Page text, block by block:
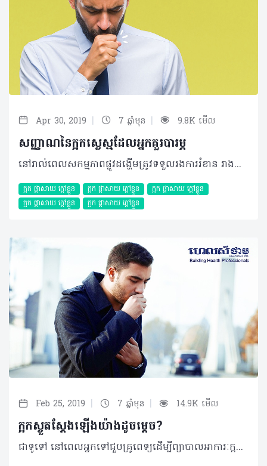
Apr 30, 2019 | 7 ឆ្នាំមុន | 9.8K មើល
សញ្ញាណនៃក្អកស្លេស្មដែលអ្នកគួរបារម្ភ
នៅរាល់ពេលសកម្មភាពផ្លូវដង្ហើមត្រូវទទួលរងការរំខាន រាងកាយរបស់យើងម្នាក់ៗមានសមត្ថភាពធ្វើការឆ្លើយតបទៅវិញ ដោយអ្នកអាចសង្កេតឃើញស្តែងមានឡើងតាមរយៈការក្អក។ ក្អក ត្រូវបានគេចែកចេញជា ២ប្រភេទ គឺក្អកស្លេស្ម និងក្អកស្ងួត ដែលប្រភេទក្អកទាំងពីរប្រភេទនេះបណ្តាលមកពីរេផ្លិចដោយស្វ័យប្រវត្តិនៃប្រព័ន្ធដង្ហើមក្នុងការរុញច្រានសារធាតុពីខាងក្រៅចេញដើម្បីបញ្ចៀសការបង្ករោគផ្សេងៗ។ យ៉ាងណាក៏ដោយមូលហេតុបង្ក និងលក្ខខណ្ឌដែលគួរឲ្យព្រួយបារម្ភនៃប្រភេទក្អកទាំងពីរមានលក្ខណៈសម្គាល់ផ្សេងៗគ្នា។ អត្ថបទលេខមុន ហេលស៍ថាម ប្រូ បានបង្ហាញរួចមកហើយអំពីសញ្ញាណដែលអ្នកគួរយកចិត្តទុកដាក់ និងការណែនាំពីវិធីព្យាបាលមួយចំនួនចំពោះអាការៈក្អកស្ងួត ហើយលេខនេះ អ្នកអានទាំងអស់នឹងអាចបន្តការស្វែងយល់អំពីអាការៈ ក្អកស្លេស្ម វិញម្តង។ អ្វីជាក្អកស្លេស្ម? ស្លេស្មជាការដាច់ចេញនៃភ្នាសសើម (Mucus) ដែលបានផលិតនៅក្នុងសួត និងផ្លូវដង្ហើមដែលនៅជិតៗនោះ។ ប្រភេទនៃភ្នាសសើមនេះមានតួនាទីក្នុងការការពារមេរោគ និងសារធាតុផ្សេងទៀតដែលបានចូលទៅក្នុងផ្លូវដង្ហើម និងសួត ដោយធ្វើឲ្យសារធាតុរំខានទាំងនោះស្អិតជាប់ និងត្រូវបានបញ្ចេញតាមរយៈការក្អកមកខាងក្រៅវិញ។ មូលហេតុបង្ក ភាគច្រើនក្អកស្លេស្ម បណ្តាលមកពីការបង្ករោគដោយសារបាក់តេរី ឬមេរោគ ការច្រាលទឹកអាស៊ីតក្រពះ ឬបញ្ហាអាល្លែកហ្ស៊ីនានាដែលខុសប្លែកពីមូលហេតុរបស់ក្អកស្ងួត។ ជាក់ស្តែង ប្រសិនបើអ្នកនៅតែបន្តក្អកក្នុងរយៈពេល ២ទៅ៣សប្តាហ៍ដោយមិនបានធូរស្រាល ឬកាន់តែធ្ងន់ធ្ងរនោះមូលហេតុបង្កអាចមានដូចជា៖ - ជំងឺរលាកទងសួត៖ ក្នុងករណីស្រួចស្រាវ ការរលាកនេះអាចបណ្តាលមកពីពពួកបាក់តេរី ឬមេរោគ ប៉ុន្តែក្នុងករណីរ៉ាំរ៉ៃគឺអាចបណ្តាលមកពីការជក់បារី។ ស្លេស្មប្រភេទនេះអាចបញ្ចេញមកមានពណ៌លឿង ប្រផេះ ឬពណ៌បៃតង - ជំងឺរលាកសួត៖ ជាការបង្ករោគនៅក្នុងសួតដោយពពួកបាក់តេរី មេរោគ ឬផ្សិត ដែលអាចបណ្តាលឲ្យមានគ្រោះថ្នាក់ដល់អាយុជីវិត ប្រសិនបើមិនបានព្យាបាលទាន់ពេលវេលា។ ស្លេស្ម ក្នុងការរលាកប្រភេទនេះអាចមានពណ៌លឿង បៃតង ត្នោត ឬមានលាយឡំទៅដោយឈាមទៀតផង - COPD ( Chronic Obstructive Pneumonia Disease)៖ ជាបណ្តុំនៃលក្ខខណ្ធដែលស្តែងឡើងជាការខូចខាតទាំងសរីរាង្គសួត និងទងសួតដែលភាគច្រើនមូលហេតុនៃជំងឺនេះគឺបណ្តាលមកពីការជក់បារី - Cystic Fibrosis៖ ជាប្រភេទជំងឺតំណពូជដែលបណ្តាលមកពីមានការខូចខាតហ្សែន ដោយសភាពផ្លូវដង្ហើមប្រែជារួមតូច ហើយត្រូវបានរាំងខ្ទប់ដោយសារស្លេស្ម ដែលជាហេតុបណ្តាលឲ្យរឹតតែពិបាកក្នុងការដកដង្ហើម។ ម៉្យាងស្លេស្មដែលឡើងក្រាស់នេះបានក្លាយជាលក្ខខណ្ឌដ៏អំណោយផលសម្រាប់ការលូតលាស់របស់បាក់តេរីទៀតផង - ជំងឺហឺត៖ អ្នកជំងឺដែលមានបញ្ហាហឺត តែងមានផ្លូវដង្ហើមដែលងាយទទួលរងប្រតិកម្មជាមួយសារធាតុដែលអាចបង្កឲ្យមានអាល្លែកហ្ស៊ី សារធាតុពុលពីបរិស្ថាន ឬការបង្ករោគនៅផ្លូវដង្ហើម។ ភាពងាយប្រតិកម្មនេះបណ្តាលឲ្យផ្លូវដង្ហើមទៅជារលាក ព្រមទាំងបង្កើតនូវស្លេស្មយ៉ាងច្រើន - ជំងឺរបេង៖ ជាជំងឺផ្លូវដង្ហើមដែលបង្កមកពីមេរោគឈ្មោះ មីកូបាក់តេរ៉ូម (Mycobacterium)។ សញ្ញាណនៃជំងឺនេះមានដូចជា ក្អកស្លេស្មរ៉ាំរ៉ៃពណ៌បៃតង ឬមានឈាម ស្រកទម្ងន់ ក្តៅខ្លួន រងាញាក់ និងបែកញើសពេលយប់ជាដើម។ ករណីប្រញាប់ស្វែងរកការព្យាបាល អ្នកត្រូវប្រញាប់ទៅជួបគ្រូពេទ្យឯកទេសប្រព័ន្ធផ្លូវដង្ហើមជាបន្ទាន់ក្នុងករណីដែល៖ - អាការៈ ក្អក កើតមានឡើងលើសពី ២ទៅ៣សប្តាហ៍ - ការព្យាបាលបែបធម្មជាតិ និងការប្រើប្រាស់ថ្នាំដោយគ្មានវេជ្ជបញ្ជា (OTC Drugs) មិនមានប្រសិទ្ធភាព - ក្តៅខ្លួនលើសពី ៣៨°C - សង្ស័យមានសញ្ញានៃជំងឺរបេង - ក្អកមានឈាម ស្លេស្មពណ៌បៃតង លឿង ប្រផេះ - ពិបាកក្នុងការដកដង្ហើម ដកដង្ហើមញាប់ ឈឺទ្រូង វិលមុខ ឬសន្លប់ជាដើម។ ©2019 រក្សាសិទ្ធិគ្រប់យ៉ាង​ដោយ Healthtime Corporation ចំពោះគ្រប់អត្ថបទដោយគ្មានផ្នែកណាមួយត្រូវបោះពុម្ពផ្សាយចូល ប្រព័ន្ធអុីនធឺណែតឧបករណ៍អេឡិចត្រូនិកអាត់ជាសំឡេងឬថតចំលងគ្រប់រូបភាពដោយគ្មានការអនុញ្ញាតឡើយ
ក្អក ផ្តាសាយ ក្តៅខ្លួន ក្អក ផ្តាសាយ ក្តៅខ្លួន
ក្អក ផ្តាសាយ ក្តៅខ្លួន
ក្អក ផ្តាសាយ ក្តៅខ្លួន
ក្អក ផ្តាសាយ ក្តៅខ្លួន
Feb 25, 2019 | 7 ឆ្នាំមុន | 14.9K មើល
ក្អកស្ងួតស្តែងឡើងយ៉ាងដូចម្តេច?
ជាទូទៅ នៅពេលអ្នកទៅជួបគ្រូពេទ្យដើម្បីព្យាបាលអាការៈក្អក ក្រុមគ្រូពេទ្យតែងសួរអ្នកថាតើជាប្រភេទក្អកស្លេស្ម ឬក្អកស្ងួតដោយហេតុថាមូលហេតុបង្កនិងវិធីសាស្ត្រព្យាបាលផ្សេងៗគ្នា ដែលជួនកាល អ្នកអាចពិបាកញែករវាងការក្អកទាំងពីរនេះណាស់។ ដូច្នេះអត្ថបទខាងក្រោមនឹងបង្ហាញលោកអ្នកឲ្យដឹងថា អ្នកបាន និងកំពុងក្អកស្ងួត ដើម្បីអ្នកអាចធ្វើការបែងចែកខ្លួនឯងបាន។ ក្អកស្ងួតគឺជាប្រភេទក្អកមិនបញ្ចេញស្លេស្ម ដែលវាអាចមានលក្ខណៈរមាស់ ឬដូចមានអ្វីម៉្យាងដែលនៅជាប់បំពង់ក។ ជាញឹកញាប់អាការៈនេះអាចបង្កមកពីមេរោគដូចជា ជំងឺផ្តាសាយ ឬពេលខ្លះក៏អាចបង្កមកពីបញ្ហាអាល្លែកហ្ស៊ី ឬបញ្ហាបំពង់កផងដែរ។ * មូលហេតុនៃក្អកស្ងួត បន្ថែមពីមូលហេតុដែលបានរៀបរាប់ខាងលើ វាក៏អាចបណ្តាលមកពីបញ្ហាផ្សេងទៀតផងដែរ៖ - ជំងឺហឺត - ជំងឺច្រាលទឹកក្រពះ (Gastro-esophageal reflux) - ការជក់បារី - អាល្លែកហ្ស៊ីច្រមុះដែលបណ្តាលមកពីសារធាតុ ឬវត្ថុដែលអ្នកធ្លាប់អាល្លែកហ្ស៊ីជាមួយ មានដូចជា លម្អងធូលី ឬរោមសត្វជាដើម - ការរលាកបំពង់សំឡេង - ក្អកមាន់ ដែលជាប្រភេទជំងឺបង្កមកពីបាក់តេរី - រោគសញ្ញានៃការស្ទះផ្លូវដង្ហើមអំឡុងពេលគេង (Obstructive sleep apnea) - ទម្លាប់ក្អក ដែលជាទូទៅកើតឡើងតែនៅពេលថ្ងៃ ប៉ុន្តែមិនមែនបង្កមកពីមេរោគ ឬបាក់តេរីនោះទេ ហើយភាគច្រើនកើតឡើងចំពោះក្មេងៗ - ការដកដង្ហើមចូលនូវពពួកសារធាតុចម្លែកផ្សេងទៀតដោយចៃដន្យ ដែលអាចជាអាហារ ឬទឹក - ជំងឺសួតមួយចំនួន - អាចជាផលរំខានរបស់ថ្នាំមួយចំនួនដូចជា ថ្នាំលើសឈាមប្រភេទ ACE inhibitor (Angiotensin Converting Enzyme inhibitors)។ ក្រៅពីហេតុផលដែលតែងកើតឡើងជាញឹកញាប់ខាងលើ អាការៈនេះក៏អាចបង្កមកពីជំងឺបេះដូង ជំងឺស្ទះទងសួត (Pulmonary embolism) ឬជំងឺមហារីកសួតជាដើម។ គួរបញ្ជាក់ថា អាការៈនេះអាចកាន់តែធ្ងន់ធ្ងរនៅពេលដែល៖ - ការដកដង្ហើមជាមួយខ្យល់ស្ងួត ឬត្រជាក់ខ្លាំង - ខ្យល់កង្វក់ដែលអាចមានជាធូលី ផ្សែង - ស្រូបផ្សែងបារីដោយផ្ទាល់ ឬមិនផ្ទាល់ - ការប្រើប្រាស់សំឡេងច្រើន និងខ្លាំងពេក - ការផ្លាស់ប្តូរសីតុណ្ហភាព។ * វិធីសាស្ត្រព្យាបាល ក្អកស្ងួតដែលបណ្តាលមកពីការឆ្លងមេរោគ ដូចជាជំងឺផ្តាសាយ ជាធម្មតាអាចធូរស្រាលដោយខ្លួនឯងបានក្នុងរយៈពេល១ឬ២ សប្តាហ៍។ ការព្យាបាលបែបធម្មជាតិ រួមជាមួយការប្រើថ្នាំក្អកអាចជួយធ្វើឲ្យអ្នកមានអារម្មណ៍ប្រសើរឡើង ដែលក្នុងនោះអ្នកអាចអនុវត្តតាមវិធីសាស្ត្រខាងក្រោម៖ ការព្យាបាលបែបធម្មជាតិ - ផឹកទឹកឲ្យបានច្រើន - លាយទឹកឃ្មុំជាមួយក្រូចឆ្មារ ដោយប្រើទឹកក្តៅជាមួយទឹកឃ្មុំ ១ទៅ២ស្លាបព្រានិងបន្ថែមក្រូចឆ្មារបន្តិច - ខ្ពុរមាត់ជាមួយទឹកអំបិល ករណីអ្នកមានបញ្ហាក្អកស្ងួតមកពី ផ្តាសាយ ឬឈឺក។ ការព្យាបាលដោយប្រើថ្នាំ - ប្រើប្រាស់ថ្នាំបន្ថយការក្អកក្នុងរយៈពេលខ្លី ដែលមានសារធាតុសកម្មដូចជា Pholcodine, Dextromethorphan, Codeine, Dihydrocodeine, និង Pentoxyverine។ ថ្នាំប្រភេទនេះភាគច្រើនអាចរកទិញបាននៅតាមឱសថស្ថានដោយមិនចាំបាច់មានវេជ្ជបញ្ជា ប៉ុន្តែអ្នកត្រូវទទួលការណែនាំពីរបៀបប្រើប្រាស់ឲ្យបានត្រឹមត្រូវពីឱសថការីជាមុនរាល់ពេលប្រើប្រាស់ - ជួនកាលអ្នកក៏អាចត្រូវបានប្រើប្រាស់ប្រភេទថ្នាំដែលមានការបូកបញ្ចូលគ្នារវាង ថ្នាំផ្តាសាយ អាល្លែកហ្ស៊ី និងថ្នាំក្អក ករណីមូលហេតុបណ្តាលមកពីជំងឺផ្តាសាយ ឬអាល្លែកហ្ស៊ី - ការប្រើប្រាស់ប្រភេទស្រៃ្ពយ៍បាញ់ច្រមុះ ឬមាត់ដែលមានសារធាតុសកម្មដូចជា ទឹកអំបិល (Saline nasal spray ) ឬ ថ្នាំប្រឆាំងរលាក (Corticosteroid nasal spray) - ការប្រើប្រាស់ថ្នាំបន្ថយការបញ្ចេញជាតិអាស៊ីតក្រពះ ក៏ត្រូវបានអនុវត្តចំពោះអ្នកមានបញ្ហាច្រាលទឹកក្រពះផងដែរ។ * សញ្ញាណដែលអ្នកគួរជួបគ្រូពេទ្យជាបន្ទាន់ - ក្អកមានឈាម - ពិបាកដកដង្ហើម ឬថប់ - ក្អករាល់ពេលយប់ ឬមានលាយឡំក្តៅខ្លួន - ជាអ្នកជក់បារីជាប់ជាប្រចាំ - មានលាយឡំជាមួយការឈឺក្បាល ឈឺត្រចៀក ក្អួត កន្ទួលរមាស់ ស្រកទម្ងន់ ឬឈឺសាច់ដុំពេញខ្លួន - ក្មេងអាយុក្រោម៦ខែ - ក្អកលើសពី ១០ថ្ងៃដោយមិនមានភាពប្រសើរ ឬកាន់តែធ្ងន់ធ្ងរ - ឬអ្នកមានជំងឺលើសឈាម ជំងឺបេះដូង ក្រពះ ពោះវៀន ឬជំងឺផ្លូវដង្ហើម។ គួរបញ្ជាក់ថា អ្នកគួរប្រាប់គ្រូពេទ្យរបស់អ្នក ករណីអ្នកមានបញ្ហាក្អកធ្ងន់ធ្ងរដែលបណ្តាលមកពីការប្រើប្រាស់ថ្នាំលើសឈាមដើម្បីធ្វើការផ្លាស់ប្តូរប្រភេទថ្នាំផ្សេងទៀតដែលអាចសមស្របជាងនេះ។ ©2019 រក្សាសិទ្ធិគ្រប់យ៉ាង​ដោយ Healthtime Corporation ចំពោះគ្រប់អត្ថបទដោយគ្មានផ្នែកណាមួយត្រូវបោះពុម្ពផ្សាយចូល ប្រព័ន្ធអ៊ីនធឺណែតឧបករណ៍អេឡិចត្រូនិកអាត់ជាសំឡេងឬថតចំលងគ្រប់រូបភាពដោយគ្មានការអនុញ្ញាតឡើយ